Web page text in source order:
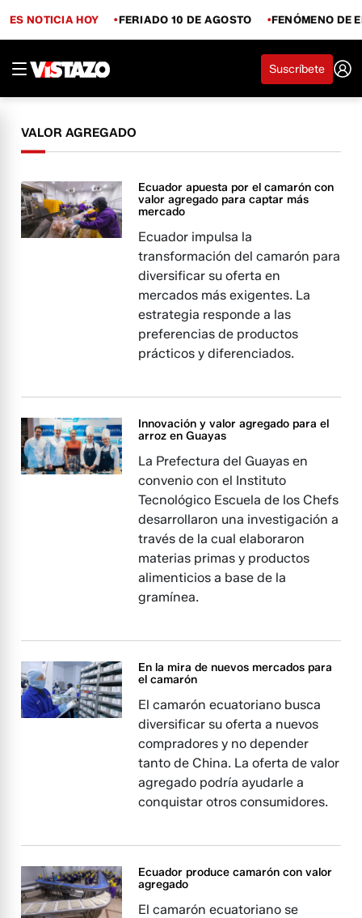
ES NOTICIA HOY FERIADO 10 DE AGOSTO FENÓMENO DE
Suscríbete
VALOR AGREGADO
Ecuador apuesta por el camarón con
valor agregado para captar más
mercado
Ecuador impulsa la
transformación del camarón para
diversificar su oferta en
mercados más exigentes. La
estrategia responde a las
preferencias de productos
prácticos y diferenciados.
Innovación y valor agregado para el
arroz en Guayas
La Prefectura del Guayas en
convenio con el Instituto
Tecnológico Escuela de los Chefs
desarrollaron una investigación a
través de la cual elaboraron
materias primas y productos
alimenticios a base de la
gramínea.
En la mira de nuevos mercados para
el camarón
El camarón ecuatoriano busca
diversificar su oferta a nuevos
compradores y no depender
tanto de China. La oferta de valor
agregado podría ayudarle a
conquistar otros consumidores.
Ecuador produce camarón con valor
agregado
El camarón ecuatoriano se